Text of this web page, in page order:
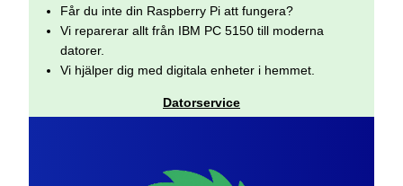
Får du inte din Raspberry Pi att fungera?
Vi reparerar allt från IBM PC 5150 till moderna
datorer.
Vi hjälper dig med digitala enheter i hemmet.
Datorservice